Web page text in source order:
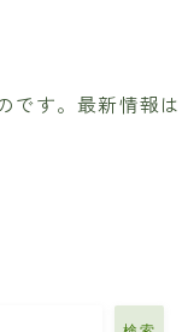
です。最新情報は